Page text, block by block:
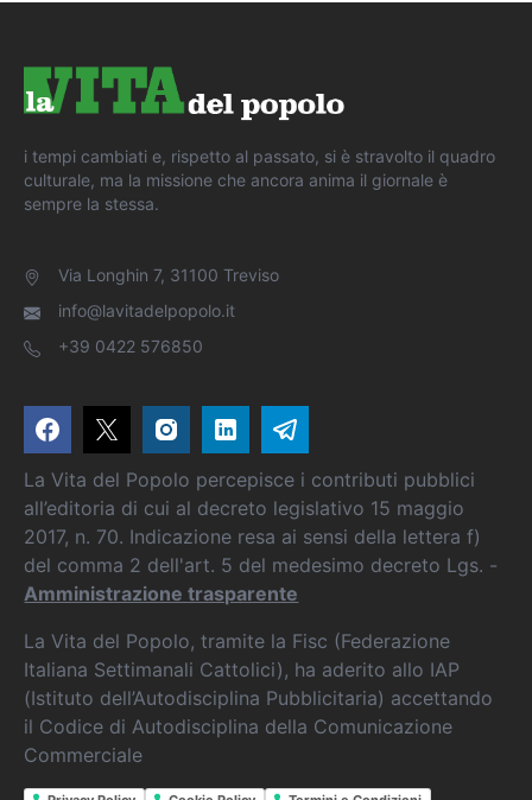
i tempi cambiati e, rispetto al passato, si è stravolto il quadro
culturale, ma la missione che ancora anima il giornale è
sempre la stessa.
Via Longhin 7, 31100 Treviso
info@lavitadelpopolo.it
+39 0422 576850
La Vita del Popolo percepisce i contributi pubblici
all’editoria di cui al decreto legislativo 15 maggio
2017, n. 70. Indicazione resa ai sensi della lettera f)
del comma 2 dell'art. 5 del medesimo decreto Lgs. -
Amministrazione trasparente
La Vita del Popolo, tramite la Fisc (Federazione
Italiana Settimanali Cattolici), ha aderito allo IAP
(Istituto dell’Autodisciplina Pubblicitaria) accettando
il Codice di Autodisciplina della Comunicazione
Commerciale